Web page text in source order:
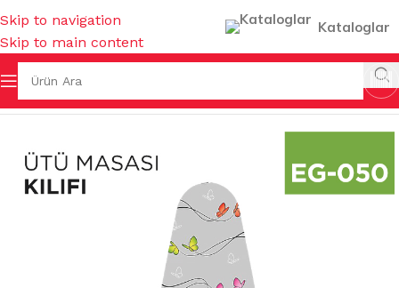
Skip to navigation
Skip to main content
Kataloglar
Ana Sayfa